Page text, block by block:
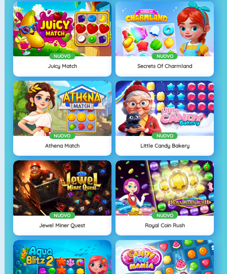
NUOVO
Juicy Match
NUOVO
Secrets Of Charmland
NUOVO
Athena Match
NUOVO
Little Candy Bakery
NUOVO
Jewel Miner Quest
NUOVO
Royal Coin Rush